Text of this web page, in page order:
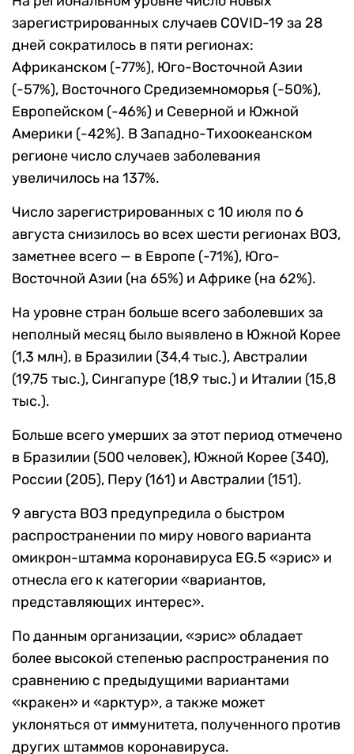
зарегистрированных случаев COVID-19 за 28
дней сократилось в пяти регионах:
Африканском (-77%), Юго-Восточной Азии
(-57%), Восточного Средиземноморья (-50%),
Европейском (-46%) и Северной и Южной
Америки (-42%). В Западно-Тихоокеанском
регионе число случаев заболевания
увеличилось на 137%.
Число зарегистрированных с 10 июля по 6
августа снизилось во всех шести регионах ВОЗ,
заметнее всего — в Европе (-71%), Юго-
Восточной Азии (на 65%) и Африке (на 62%).
На уровне стран больше всего заболевших за
неполный месяц было выявлено в Южной Корее
(1,3 млн), в Бразилии (34,4 тыс.), Австралии
(19,75 тыс.), Сингапуре (18,9 тыс.) и Италии (15,8
тыс.).
Больше всего умерших за этот период отмечено
в Бразилии (500 человек), Южной Корее (340),
России (205), Перу (161) и Австралии (151).
9 августа ВОЗ предупредила о быстром
распространении по миру нового варианта
омикрон-штамма коронавируса EG.5 «эрис» и
отнесла его к категории «вариантов,
представляющих интерес».
По данным организации,«эрис» обладает
более высокой степенью распространения по
сравнению с предыдущими вариантами
«кракен» и «арктур», а также может
уклоняться от иммунитета, полученного против
других штаммов коронавируса.